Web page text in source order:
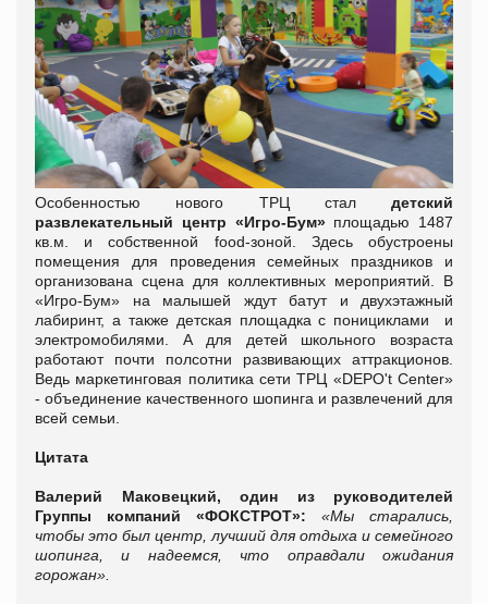
Особенностью нового ТРЦ стал детский
развлекательный центр «Игро-Бум»площадью 1487
кв.м. и собственной food-зоной. Здесь обустроены
помещения для проведения семейных праздников и
организована сцена для коллективных мероприятий. В
«Игро-Бум» на малышей ждут батут и двухэтажный
лабиринт, а также детская площадка с понициклами и
электромобилями. А для детей школьного возраста
работают почти полсотни развивающих аттракционов.
Ведь маркетинговая политика сети ТРЦ «DEPO't Center»
- объединение качественного шопинга и развлечений для
всей семьи.
Цитата
Валерий Маковецкий, один из руководителей
Группы компаний «ФОКСТРОТ»:
«Мы старались,
чтобы это был центр, лучший для отдыха и семейного
шопинга, и надеемся, что оправдали ожидания
горожан».